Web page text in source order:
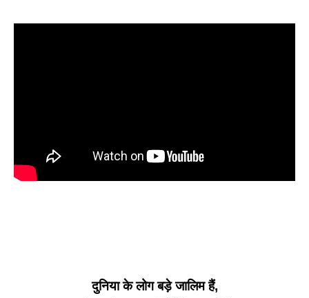
दुनिया के लोग बड़े जालिम हैं,